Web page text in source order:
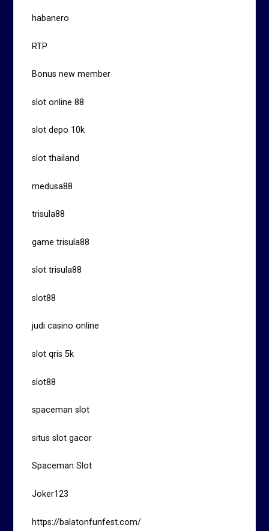
habanero
RTP
Bonus new member
slot online 88
slot depo 10k
slot thailand
medusa88
trisula88
game trisula88
slot trisula88
slot88
judi casino online
slot qris 5k
slot88
spaceman slot
situs slot gacor
Spaceman Slot
Joker123
https://balatonfunfest.com/